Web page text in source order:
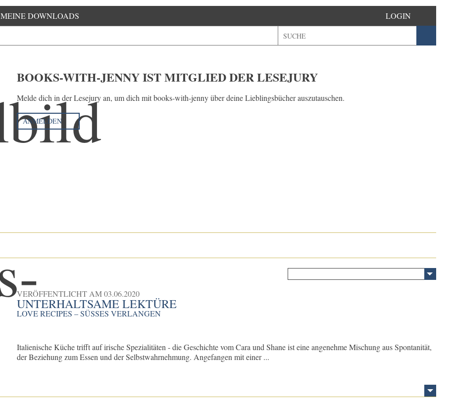
MEINE DOWNLOADS LOGIN
BOOKS-WITH-JENNY IST MITGLIED DER LESEJURY
Melde dich in der Lesejury an, um dich mit books-with-jenny über deine Lieblingsbücher auszutauschen.
ANMELDEN
VERÖFFENTLICHT AM03.06.2020
UNTERHALTSAME LEKTÜRE
LOVE RECIPES – SÜSSES VERLANGEN
Italienische Küche trifft auf irische Spezialitäten - die Geschichte vom Cara und Shane ist eine angenehme Mischung aus Spontanität,
der Beziehung zum Essen und der Selbstwahrnehmung. Angefangen mit einer ...